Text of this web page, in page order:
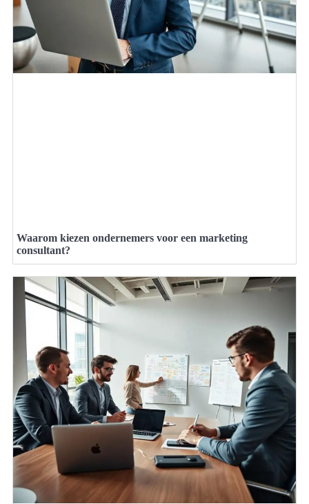
Waarom kiezen ondernemers voor een marketing
consultant?